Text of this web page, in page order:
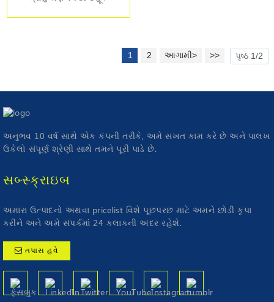
1 2 આગામી> >> પૃષ્ઠ 1/2
અનુભવ 10 વર્ષ સાથે એક કંપની તરીકે, અમે સખત કામ કરે છે અને પાલખ
ઉકેલો સંપૂર્ણ શ્રેણી સાથે તમને પૂરી પાડે છે.
સબ્સ્ક્રાઇબ
અમારા ઉત્પાદનો અથવા pricelist વિશે પૂછપરછ માટે અમને છોડી કૃપા
કરીને અને અમે સંપર્કમાં 24 કલાકની અંદર રહેશે.
તપાસ હવે